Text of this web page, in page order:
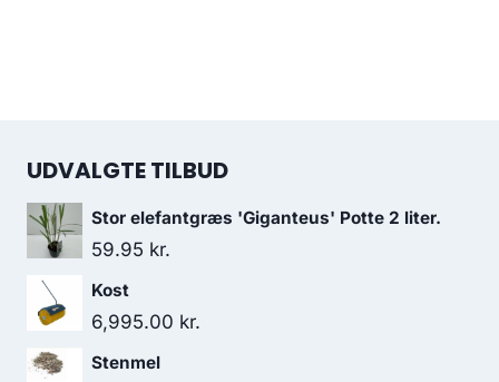
UDVALGTE TILBUD
Stor elefantgræs 'Giganteus' Potte 2 liter.
59.95 kr.
Kost
6,995.00 kr.
Stenmel